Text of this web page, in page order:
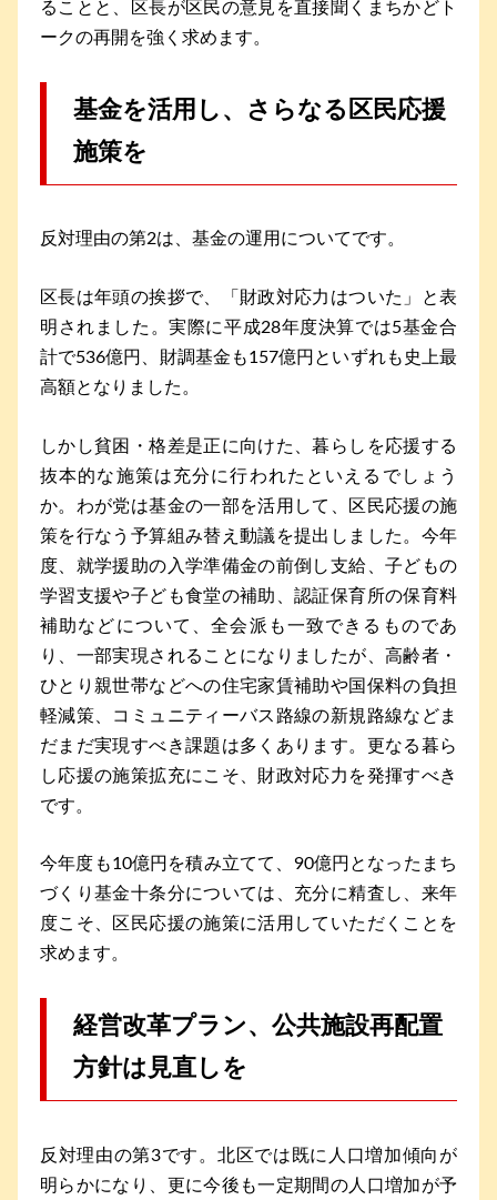
ることと、区長が区民の意見を直接聞くまちかどト
ークの再開を強く求めます。
基金を活用し、さらなる区民応援
施策を
反対理由の第2は、基金の運用についてです。
区長は年頭の挨拶で、「財政対応力はついた」と表
明されました。実際に平成28年度決算では5基金合
計で536億円、財調基金も157億円といずれも史上最
高額となりました。
しかし貧困・格差是正に向けた、暮らしを応援する
抜本的な施策は充分に行われたといえるでしょう
か。わが党は基金の一部を活用して、区民応援の施
策を行なう予算組み替え動議を提出しました。今年
度、就学援助の入学準備金の前倒し支給、子どもの
学習支援や子ども食堂の補助、認証保育所の保育料
補助などについて、全会派も一致できるものであ
り、一部実現されることになりましたが、高齢者・
ひとり親世帯などへの住宅家賃補助や国保料の負担
軽減策、コミュニティーバス路線の新規路線などま
だまだ実現すべき課題は多くあります。更なる暮ら
し応援の施策拡充にこそ、財政対応力を発揮すべき
です。
今年度も10億円を積み立てて、90億円となったまち
づくり基金十条分については、充分に精査し、来年
度こそ、区民応援の施策に活用していただくことを
求めます。
経営改革プラン、公共施設再配置
方針は見直しを
反対理由の第3です。北区では既に人口増加傾向が
明らかになり、更に今後も一定期間の人口増加が予